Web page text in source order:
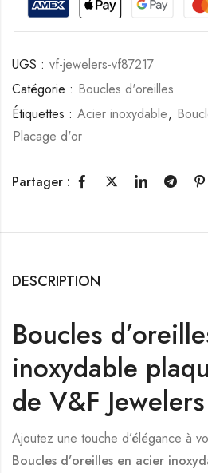
UGS : vf-jewelers-vf87217
Catégorie : Boucles d'oreilles
Étiquettes : Acier inoxydable,
Placage d'or
Partager :
DESCRIPTION
Boucles
inoxydable
de V&F
Ajoutez une touche d’élégance à
Boucles d’oreilles en acier